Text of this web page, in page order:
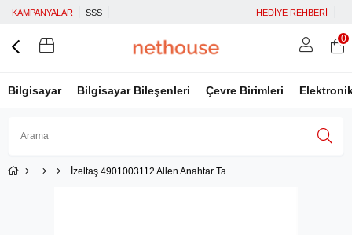
KAMPANYALAR SSS HEDİYE REHBERİ
Bilgisayar Bilgisayar Bileşenleri Çevre Birimleri
Üye Girişi
0
İzeltaş 4901003112 Allen Anahtar Takımı SAE 12'li Set